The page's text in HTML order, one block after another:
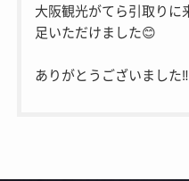
大阪観光がてら引取りに
足いただけました😊
ありがとうございました‼︎